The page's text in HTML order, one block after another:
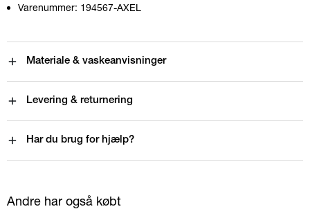
Varenummer: 194567-AXEL
Materiale & vaskeanvisninger
Levering & returnering
Har du brug for hjælp?
Andre har også købt